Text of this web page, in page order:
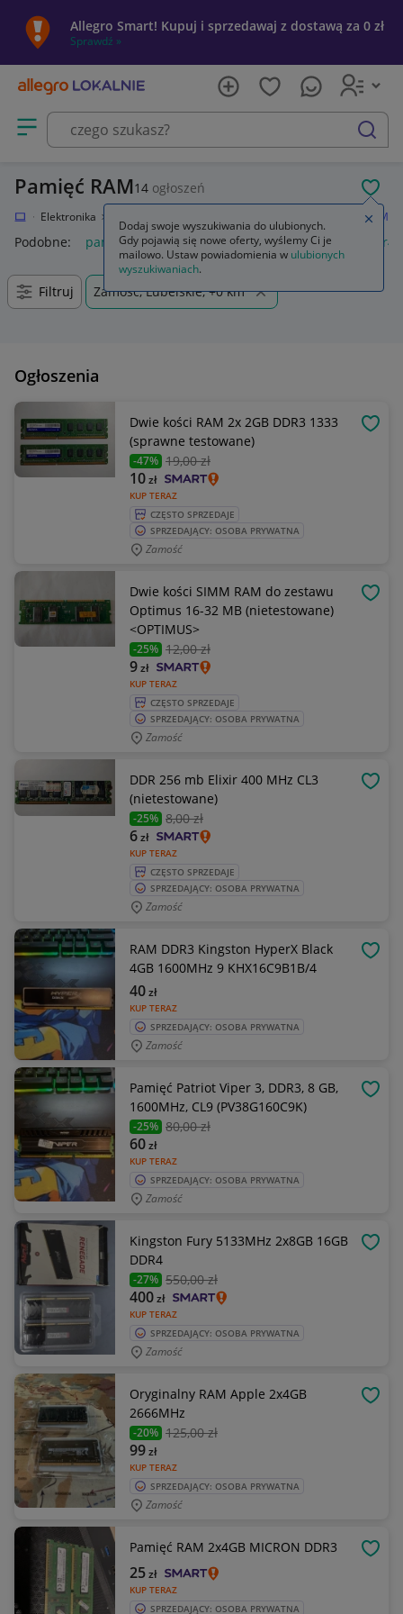
Allegro Smart! Kupuj i sprzedawaj z dostawą za 0 zł
Sprawdź »
Otwórz menu z kategoriami
szukaj
Pamięć RAM14 ogłoszeń
Elektronika Pamięć RAM
Podobne: pamięć ram pamięć ram ddr5 pamięć ram ddr4
Filtruj Zamość, Lubelskie, +0 km
Ogłoszenia
Dwie kości RAM 2x 2GB DDR3 1333
(sprawne testowane)
-47% 19,00 zł
KUP TERAZ
10zł
CZĘSTO SPRZEDAJE
SPRZEDAJĄCY: OSOBA PRYWATNA
Zamość
Dwie kości SIMM RAM do zestawu
Optimus 16-32 MB (nietestowane)
<OPTIMUS>
-25% 12,00 zł
KUP TERAZ
9zł
CZĘSTO SPRZEDAJE
SPRZEDAJĄCY: OSOBA PRYWATNA
Zamość
DDR 256 mb Elixir 400 MHz CL3
(nietestowane)
-25% 8,00 zł
KUP TERAZ
6zł
CZĘSTO SPRZEDAJE
SPRZEDAJĄCY: OSOBA PRYWATNA
Zamość
RAM DDR3 Kingston HyperX Black
4GB 1600MHz 9 KHX16C9B1B/4
KUP TERAZ
40zł
SPRZEDAJĄCY: OSOBA PRYWATNA
Zamość
Pamięć Patriot Viper 3, DDR3, 8 GB,
1600MHz, CL9 (PV38G160C9K)
-25% 80,00 zł
KUP TERAZ
60zł
SPRZEDAJĄCY: OSOBA PRYWATNA
Zamość
Kingston Fury 5133MHz 2x8GB 16GB
DDR4
-27% 550,00 zł
KUP TERAZ
400zł
SPRZEDAJĄCY: OSOBA PRYWATNA
Zamość
Oryginalny RAM Apple 2x4GB
2666MHz
-20% 125,00 zł
KUP TERAZ
99zł
SPRZEDAJĄCY: OSOBA PRYWATNA
Zamość
Pamięć RAM 2x4GB MICRON DDR3
KUP TERAZ
25zł
SPRZEDAJĄCY: OSOBA PRYWATNA
Dodaj swoje wyszukiwania do ulubionych.
Gdy pojawią się nowe oferty, wyślemy Ci je
mailowo. Ustaw powiadomienia w ulubionych
wyszukiwaniach.